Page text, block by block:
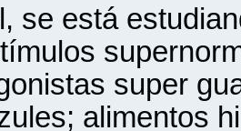
se está
super
alimentos